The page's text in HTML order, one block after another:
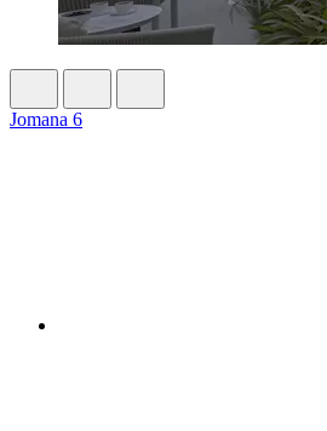
Jomana 6